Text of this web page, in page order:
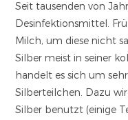
Seit tausenden von
Desinfektionsmittel.
Milch, um diese nicht
Silber meist in seiner
handelt es sich um
Silberteilchen. Dazu
Silber benutzt (einige